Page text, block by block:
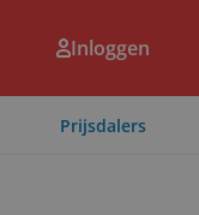
Inloggen
Prijsdalers